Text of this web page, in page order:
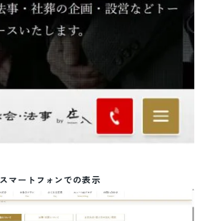
スマートフォンでの表示